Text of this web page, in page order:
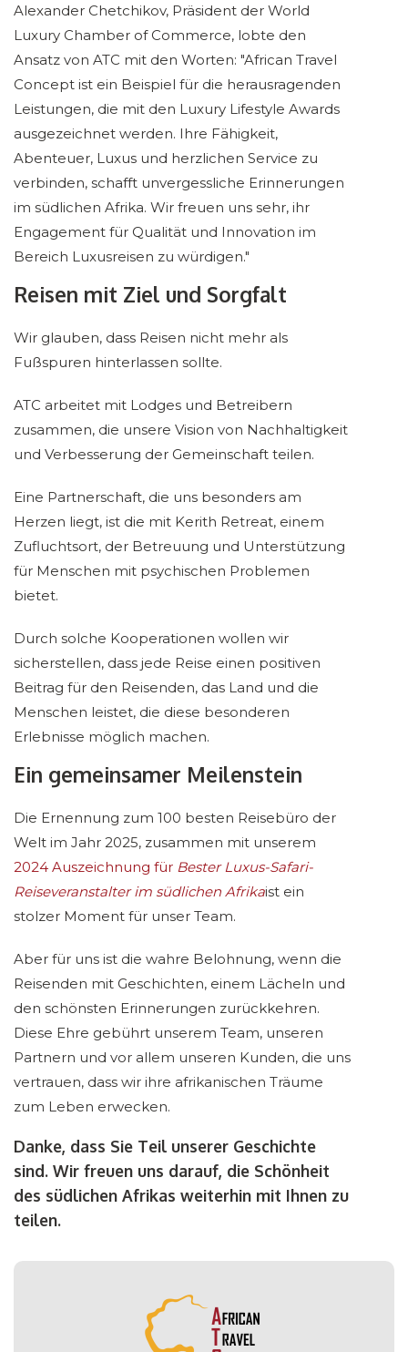
Alexander Chetchikov, Präsident der World
Luxury Chamber of Commerce, lobte den
Ansatz von ATC mit den Worten: "African Travel
Concept ist ein Beispiel für die herausragenden
Leistungen, die mit den Luxury Lifestyle Awards
ausgezeichnet werden. Ihre Fähigkeit,
Abenteuer, Luxus und herzlichen Service zu
verbinden, schafft unvergessliche Erinnerungen
im südlichen Afrika. Wir freuen uns sehr, ihr
Engagement für Qualität und Innovation im
Bereich Luxusreisen zu würdigen."
Reisen mit Ziel und Sorgfalt
Wir glauben, dass Reisen nicht mehr als
Fußspuren hinterlassen sollte.
ATC arbeitet mit Lodges und Betreibern
zusammen, die unsere Vision von Nachhaltigkeit
und Verbesserung der Gemeinschaft teilen.
Eine Partnerschaft, die uns besonders am
Herzen liegt, ist die mit Kerith Retreat, einem
Zufluchtsort, der Betreuung und Unterstützung
für Menschen mit psychischen Problemen
bietet.
Durch solche Kooperationen wollen wir
sicherstellen, dass jede Reise einen positiven
Beitrag für den Reisenden, das Land und die
Menschen leistet, die diese besonderen
Erlebnisse möglich machen.
Ein gemeinsamer Meilenstein
Die Ernennung zum 100 besten Reisebüro der
Welt im Jahr 2025, zusammen mit unserem
2024 Auszeichnung für Bester Luxus-Safari-
Reiseveranstalter im südlichen Afrikaist ein
stolzer Moment für unser Team.
Aber für uns ist die wahre Belohnung, wenn die
Reisenden mit Geschichten, einem Lächeln und
den schönsten Erinnerungen zurückkehren.
Diese Ehre gebührt unserem Team, unseren
Partnern und vor allem unseren Kunden, die uns
vertrauen, dass wir ihre afrikanischen Träume
zum Leben erwecken.
Danke, dass Sie Teil unserer Geschichte
sind. Wir freuen uns darauf, die Schönheit
des südlichen Afrikas weiterhin mit Ihnen zu
teilen.